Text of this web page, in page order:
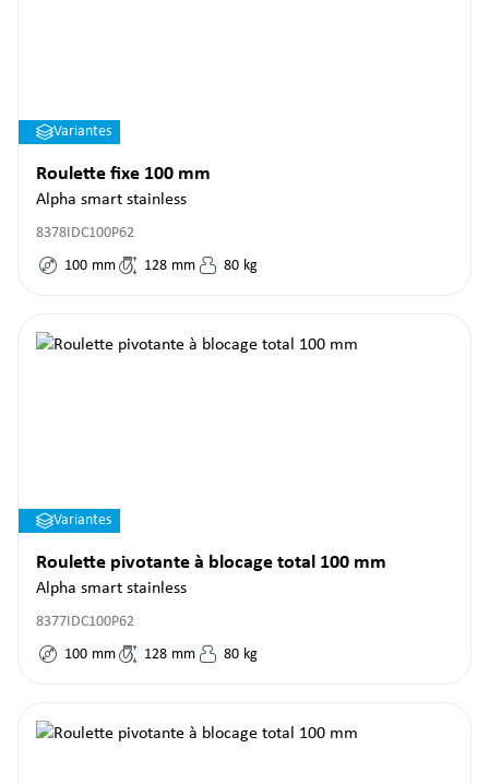
Variantes
Roulette fixe 100 mm
Alpha smart stainless
8378IDC100P62
100 mm 128 mm 80 kg
Variantes
Roulette pivotante à blocage total 100 mm
Alpha smart stainless
8377IDC100P62
100 mm 128 mm 80 kg